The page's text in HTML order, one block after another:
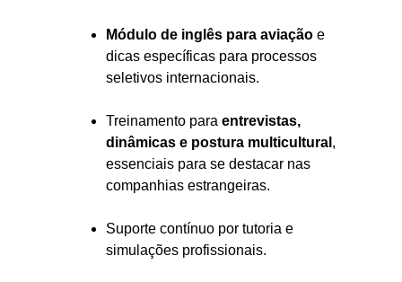
Módulo de inglês para aviação e
dicas específicas para processos
seletivos internacionais.
Treinamento para entrevistas,
dinâmicas e postura multicultural ,
essenciais para se destacar nas
companhias estrangeiras.
Suporte contínuo por tutoria e
simulações profissionais.